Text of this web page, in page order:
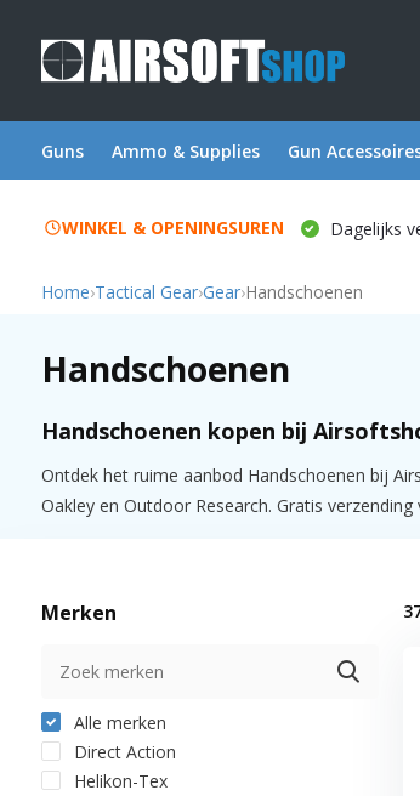
Guns Ammo & Supplies Gun
WINKEL & OPENINGSUREN Dagelijks
Home›Tactical Gear›Gear›Handschoenen
Handschoenen
Handschoenen kopen bij
Ontdek het ruime aanbod Handschoenen bij
Oakley en Outdoor Research. Gratis
Merken
Alle merken
Direct Action
Helikon-Tex